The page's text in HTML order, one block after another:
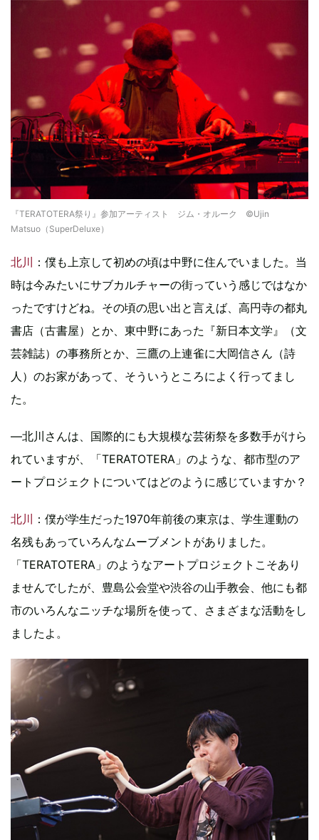
『TERATOTERA祭り』参加アーティスト ジム・オルーク ©Ujin
Matsuo（SuperDeluxe）
北川 ：僕も上京して初めの頃は中野に住んでいました。当
時は今みたいにサブカルチャーの街っていう感じではなか
ったですけどね。その頃の思い出と言えば、高円寺の都丸
書店（古書屋）とか、東中野にあった『新日本文学』（文
芸雑誌）の事務所とか、三鷹の上連雀に大岡信さん（詩
人）のお家があって、そういうところによく行ってまし
た。
―北川さんは、国際的にも大規模な芸術祭を多数手がけら
れていますが、「TERATOTERA」のような、都市型のア
ートプロジェクトについてはどのように感じていますか？
北川 ：僕が学生だった1970年前後の東京は、学生運動の
名残もあっていろんなムーブメントがありました。
「TERATOTERA」のようなアートプロジェクトこそあり
ませんでしたが、豊島公会堂や渋谷の山手教会、他にも都
市のいろんなニッチな場所を使って、さまざまな活動をし
ましたよ。